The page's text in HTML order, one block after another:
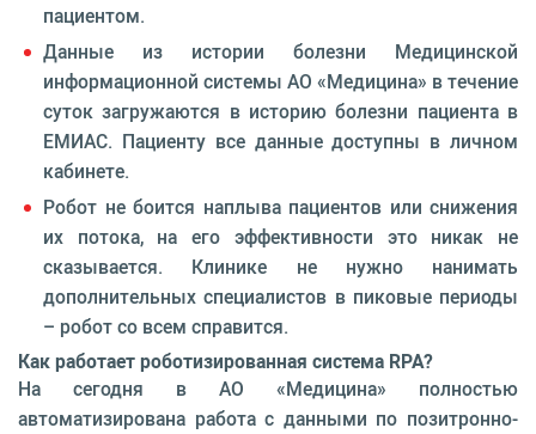
пациентом.
Данные из истории болезни Медицинской
информационной системы АО «Медицина» в течение
суток загружаются в историю болезни пациента в
ЕМИАС. Пациенту все данные доступны в личном
кабинете.
Робот не боится наплыва пациентов или снижения
их потока, на его эффективности это никак не
сказывается. Клинике не нужно нанимать
дополнительных специалистов в пиковые периоды
– робот со всем справится.
Как работает роботизированная система RPA?
На сегодня в АО «Медицина» полностью
автоматизирована работа с данными по позитронно-